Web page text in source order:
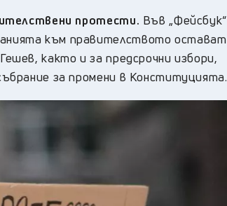
протести. Във „Фейсбук“
към правителството остават
както и за предсрочни избори,
за промени в Конституцията.